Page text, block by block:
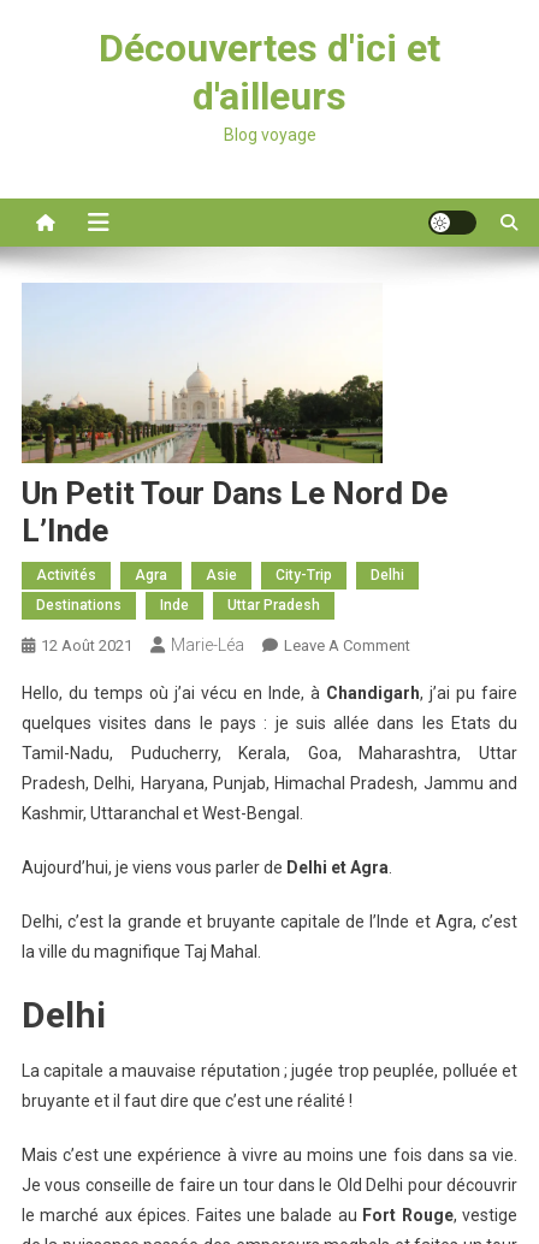
Découvertes d'ici et
d'ailleurs
Blog voyage
Un Petit Tour Dans Le Nord De
L’Inde
Activités Agra Asie City-Trip
Delhi
Destinations
Inde Uttar Pradesh
12 Août 2021 Marie-Léa Leave A CommentOn
Petit
Tour
Dans
Le
Hello, du temps où j’ai vécu en Inde, à Chandigarh, j’ai pu faire
quelques visites dans le pays : je suis allée dans les Etats du
Tamil-Nadu, Puducherry, Kerala, Goa, Maharashtra, Uttar
Pradesh, Delhi, Haryana, Punjab, Himachal Pradesh, Jammu and
Kashmir, Uttaranchal et West-Bengal.
Aujourd’hui, je viens vous parler de Delhi et Agra
Delhi, c’est la grande et bruyante capitale de l’Inde et Agra, c’est
la ville du magnifique Taj Mahal.
Delhi
La capitale a mauvaise réputation ; jugée trop peuplée, polluée et
bruyante et il faut dire que c’est une réalité !
Mais c’est une expérience à vivre au moins une fois dans sa vie.
Je vous conseille de faire un tour dans le Old Delhi pour découvrir
le marché aux épices. Faites une balade au Fort Rouge, vestige